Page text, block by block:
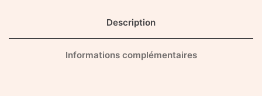
Description
Informations complémentaires